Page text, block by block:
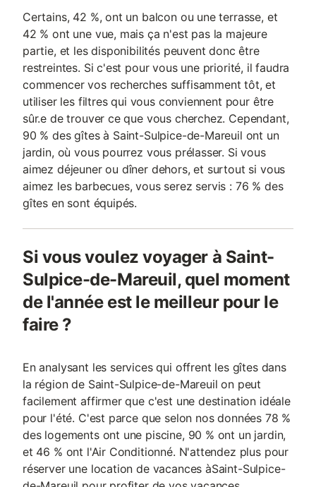
Certains, 42 %, ont un balcon ou une terrasse, et
42 % ont une vue, mais ça n'est pas la majeure
partie, et les disponibilités peuvent donc être
restreintes. Si c'est pour vous une priorité, il faudra
commencer vos recherches suffisamment tôt, et
utiliser les filtres qui vous conviennent pour être
sûr.e de trouver ce que vous cherchez. Cependant,
90 % des gîtes à Saint-Sulpice-de-Mareuil ont un
jardin, où vous pourrez vous prélasser. Si vous
aimez déjeuner ou dîner dehors, et surtout si vous
aimez les barbecues, vous serez servis : 76 % des
gîtes en sont équipés.
Si vous voulez voyager à Saint-
Sulpice-de-Mareuil, quel moment
de l'année est le meilleur pour le
faire ?
En analysant les services qui offrent les gîtes dans
la région de Saint-Sulpice-de-Mareuil on peut
facilement affirmer que c'est une destination idéale
pour l'été. C'est parce que selon nos données 78 %
des logements ont une piscine, 90 % ont un jardin,
et 46 % ont l'Air Conditionné. N'attendez plus pour
réserver une location de vacances àSaint-Sulpice-